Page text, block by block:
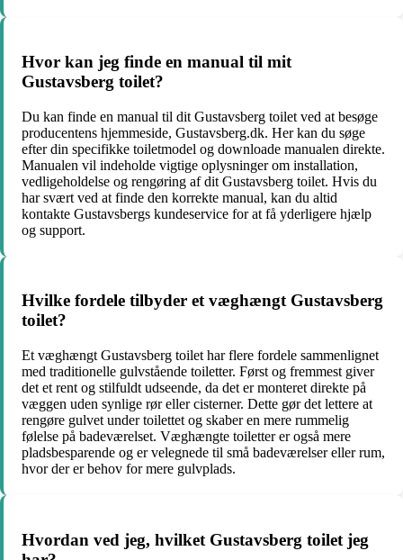
Hvor kan jeg finde en manual til mit
Gustavsberg toilet?
Du kan finde en manual til dit Gustavsberg toilet ved at besøge
producentens hjemmeside, Gustavsberg.dk. Her kan du søge
efter din specifikke toiletmodel og downloade manualen direkte.
Manualen vil indeholde vigtige oplysninger om installation,
vedligeholdelse og rengøring af dit Gustavsberg toilet. Hvis du
har svært ved at finde den korrekte manual, kan du altid
kontakte Gustavsbergs kundeservice for at få yderligere hjælp
og support.
Hvilke fordele tilbyder et væghængt Gustavsberg
toilet?
Et væghængt Gustavsberg toilet har flere fordele sammenlignet
med traditionelle gulvstående toiletter. Først og fremmest giver
det et rent og stilfuldt udseende, da det er monteret direkte på
væggen uden synlige rør eller cisterner. Dette gør det lettere at
rengøre gulvet under toilettet og skaber en mere rummelig
følelse på badeværelset. Væghængte toiletter er også mere
pladsbesparende og er velegnede til små badeværelser eller rum,
hvor der er behov for mere gulvplads.
Hvordan ved jeg, hvilket Gustavsberg toilet jeg